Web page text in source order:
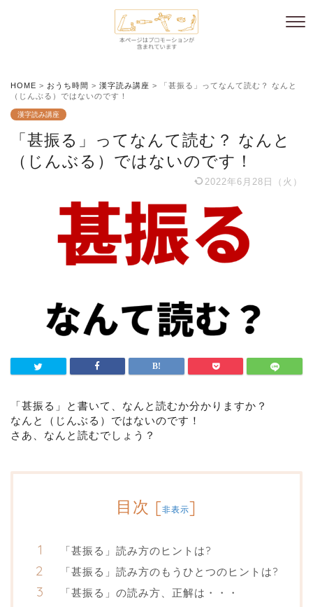
HOME > おうち時間 > 漢字読み講座 >
「甚振る」ってなんて読む？ なんと
（じんぶる）ではないのです！
漢字読み講座
「甚振る」ってなんて読む？ なんと
（じんぶる）ではないのです！
2022年6月28日（火）
「甚振る」と書いて、なんと読むか分かりますか？
なんと（じんぶる）ではないのです！
さあ、なんと読むでしょう？
目次 [非表示]
「甚振る」読み方のヒントは?
「甚振る」読み方のもうひとつのヒントは?
「甚振る」の読み方、正解は・・・